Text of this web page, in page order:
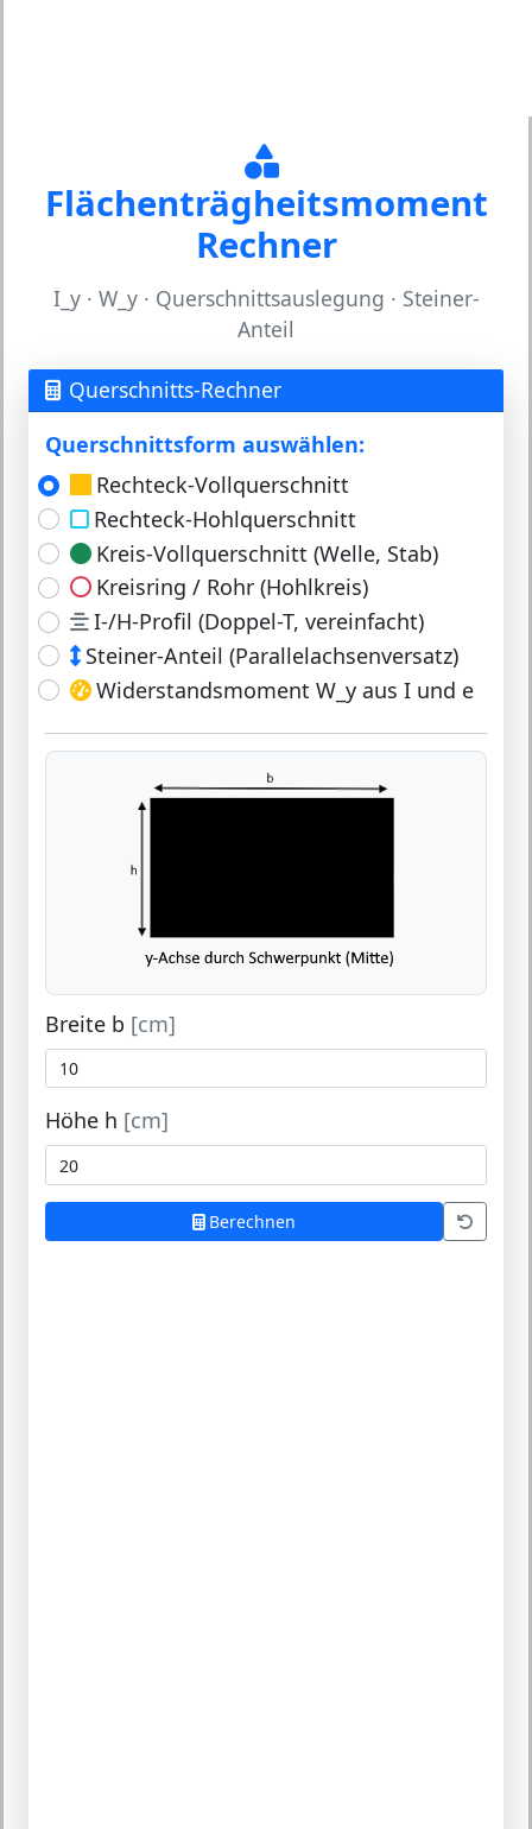
Flächenträgheitsmoment
Rechner
I_y · W_y · Querschnittsauslegung · Steiner-
Anteil
Querschnitts-Rechner
Querschnittsform auswählen:
Rechteck-Vollquerschnitt
Rechteck-Hohlquerschnitt
Kreis-Vollquerschnitt (Welle, Stab)
Kreisring / Rohr (Hohlkreis)
I-/H-Profil (Doppel-T, vereinfacht)
Steiner-Anteil (Parallelachsenversatz)
Widerstandsmoment W_y aus I und e
Breite b [cm]
Höhe h [cm]
Berechnen